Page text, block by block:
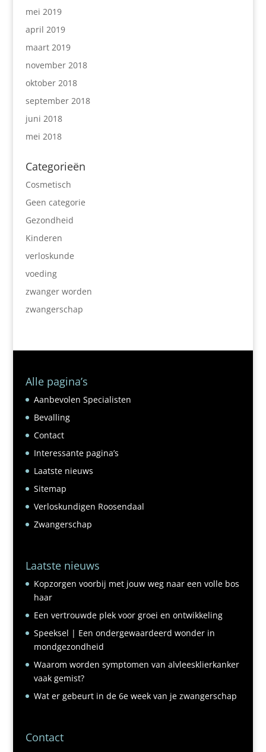
mei 2019
april 2019
maart 2019
november 2018
oktober 2018
september 2018
juni 2018
mei 2018
Categorieën
Cosmetisch
Geen categorie
Gezondheid
Kinderen
verloskunde
voeding
zwanger worden
zwangerschap
Alle pagina’s
Aanbevolen Specialisten
Bevalling
Contact
Interessante pagina’s
Laatste nieuws
Sitemap
Verloskundigen Roosendaal
Zwangerschap
Laatste nieuws
Kopzorgen voorbij met jouw weg naar een volle bos
haar
Een vertrouwde plek voor groei en ontwikkeling
Speeksel | Een ondergewaardeerd wonder in
mondgezondheid
Waarom worden symptomen van alvleesklierkanker
vaak gemist?
Wat er gebeurt in de 6e week van je zwangerschap
Contact